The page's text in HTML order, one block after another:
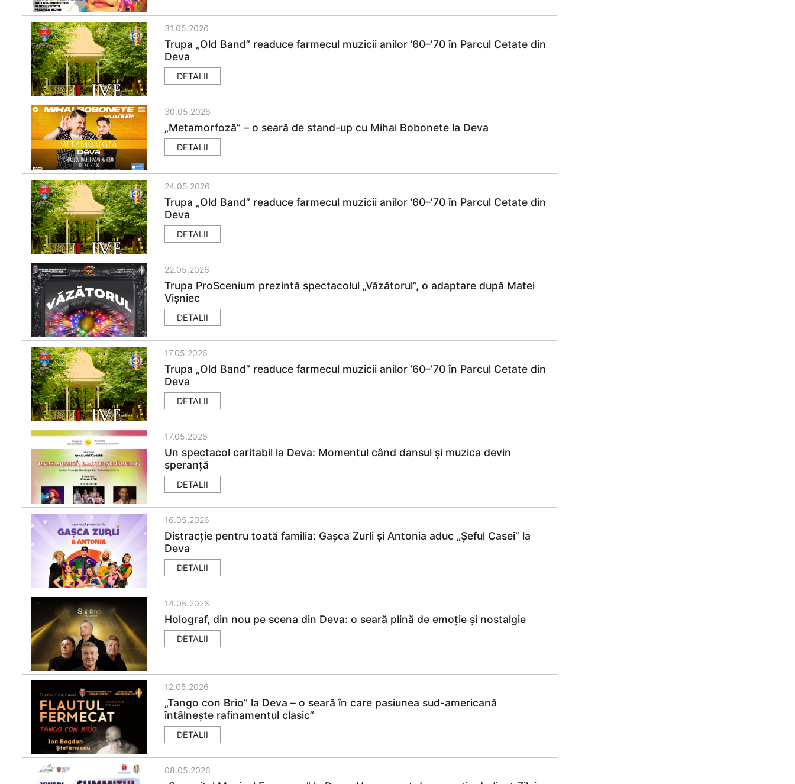
31.05.2026
Trupa „Old Band” readuce farmecul muzicii anilor ’60–’70 în Parcul Cetate din
Deva
DETALII
30.05.2026
„Metamorfoză” – o seară de stand-up cu Mihai Bobonete la Deva
DETALII
24.05.2026
Trupa „Old Band” readuce farmecul muzicii anilor ’60–’70 în Parcul Cetate din
Deva
DETALII
22.05.2026
Trupa ProScenium prezintă spectacolul „Văzătorul”, o adaptare după Matei
Vișniec
DETALII
17.05.2026
Trupa „Old Band” readuce farmecul muzicii anilor ’60–’70 în Parcul Cetate din
Deva
DETALII
17.05.2026
Un spectacol caritabil la Deva: Momentul când dansul și muzica devin
speranță
DETALII
16.05.2026
Distracție pentru toată familia: Gașca Zurli și Antonia aduc „Șeful Casei” la
Deva
DETALII
14.05.2026
Holograf, din nou pe scena din Deva: o seară plină de emoție și nostalgie
DETALII
12.05.2026
„Tango con Brio” la Deva – o seară în care pasiunea sud-americană
întâlnește rafinamentul clasic”
DETALII
08.05.2026